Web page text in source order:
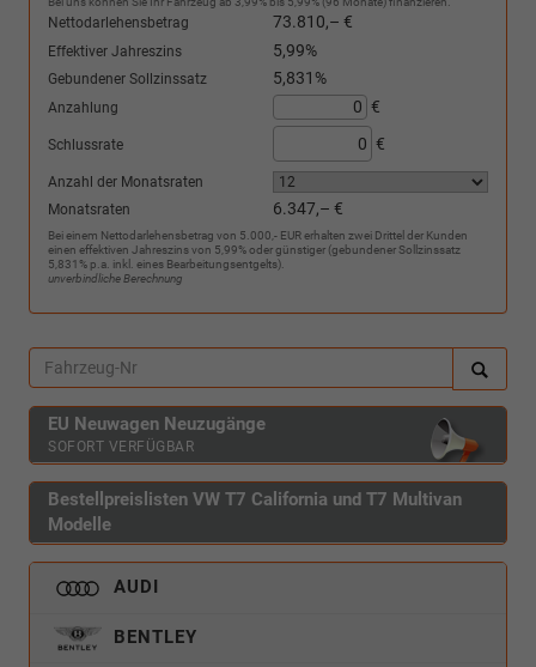
Nettodarlehensbetrag 73.810,– €
Effektiver Jahreszins 5,99%
Gebundener Sollzinssatz 5,831%
Anzahlung €
Schlussrate €
Anzahl der Monatsraten
Monatsraten
6.347,– €
Bei einem Nettodarlehensbetrag von 5.000,- EUR erhalten zwei Drittel der Kunden
einen effektiven Jahreszins von 5,99% oder günstiger (gebundener Sollzinssatz
5,831% p.a. inkl. eines Bearbeitungsentgelts).
unverbindliche Berechnung
EU Neuwagen Neuzugänge
SOFORT VERFÜGBAR
Bestellpreislisten VW T7 California und T7 Multivan
Modelle
AUDI
BENTLEY